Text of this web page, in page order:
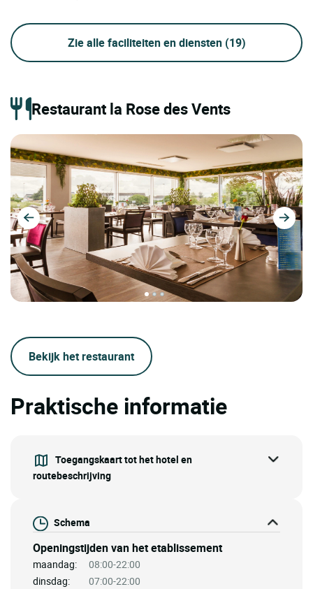
Zie alle faciliteiten en diensten (19)
Restaurant la Rose des Vents
Bekijk het restaurant
Praktische informatie
Toegangskaart tot het hotel en
routebeschrijving
Schema
Openingstijden van het etablissement
maandag:
08:00-22:00
dinsdag:
07:00-22:00